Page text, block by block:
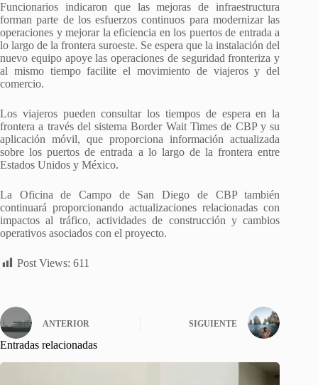
Funcionarios indicaron que las mejoras de infraestructura
forman parte de los esfuerzos continuos para modernizar las
operaciones y mejorar la eficiencia en los puertos de entrada a
lo largo de la frontera suroeste. Se espera que la instalación del
nuevo equipo apoye las operaciones de seguridad fronteriza y
al mismo tiempo facilite el movimiento de viajeros y del
comercio.
Los viajeros pueden consultar los tiempos de espera en la
frontera a través del sistema Border Wait Times de CBP y su
aplicación móvil, que proporciona información actualizada
sobre los puertos de entrada a lo largo de la frontera entre
Estados Unidos y México.
La Oficina de Campo de San Diego de CBP también
continuará proporcionando actualizaciones relacionadas con
impactos al tráfico, actividades de construcción y cambios
operativos asociados con el proyecto.
Post Views: 611
ANTERIOR SIGUIENTE
Entradas relacionadas